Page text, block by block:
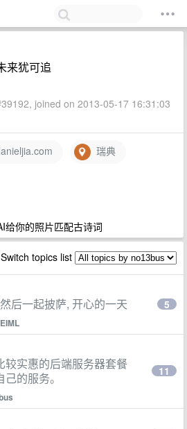
来犹可追
joined on 2013-05-17 16:31:03
瑞典
给你的照片匹配古诗词
Switch topics list
后一起披萨, 开心的一天 5
较实惠的后端服务器套餐
的服务。
11